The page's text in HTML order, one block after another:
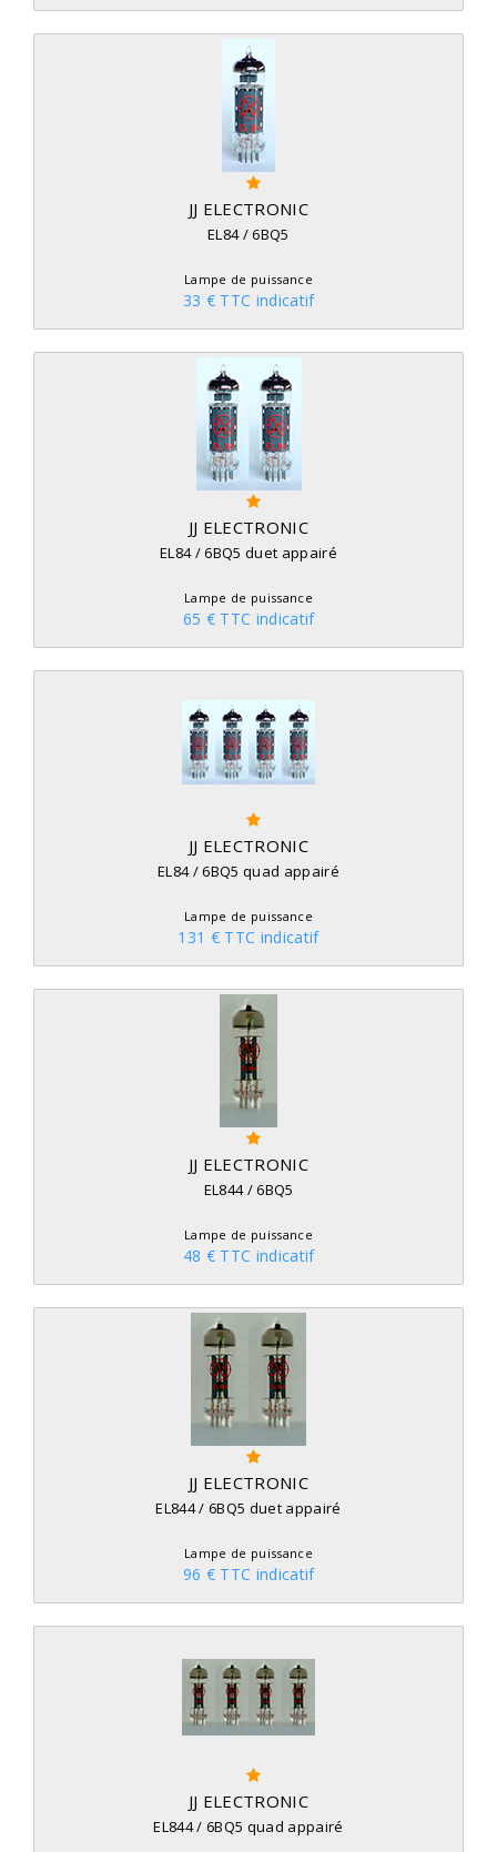
JJ ELECTRONIC
EL84 / 6BQ5
Lampe de puissance
33 € TTC indicatif
JJ ELECTRONIC
EL84 / 6BQ5 duet appairé
Lampe de puissance
65 € TTC indicatif
JJ ELECTRONIC
EL84 / 6BQ5 quad appairé
Lampe de puissance
131 € TTC indicatif
JJ ELECTRONIC
EL844 / 6BQ5
Lampe de puissance
48 € TTC indicatif
JJ ELECTRONIC
EL844 / 6BQ5 duet appairé
Lampe de puissance
96 € TTC indicatif
JJ ELECTRONIC
EL844 / 6BQ5 quad appairé